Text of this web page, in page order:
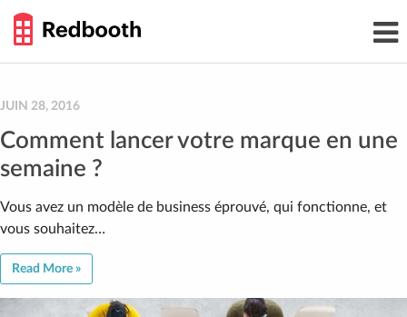
content
GUIDE
JUIN 28, 2016
Comment lancer votre marque en une
semaine ?
Vous avez un modèle de business éprouvé, qui fonctionne, et
vous souhaitez…
Read More »